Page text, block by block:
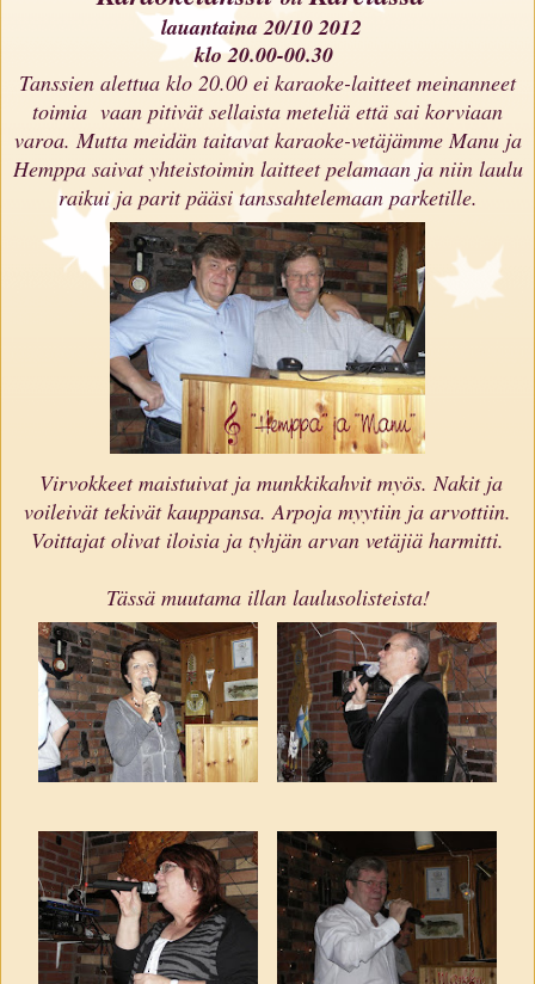
lauantaina 20/10 2012
klo 20.00-00.30
Tanssien alettua klo 20.00 ei karaoke-laitteet meinanneet
toimia vaan pitivät sellaista meteliä että sai korviaan
varoa. Mutta meidän taitavat karaoke-vetäjämme Manu ja
Hemppa saivat yhteistoimin laitteet pelamaan ja niin laulu
raikui ja parit pääsi tanssahtelemaan parketille.
Virvokkeet maistuivat ja munkkikahvit myös. Nakit ja
voileivät tekivät kauppansa. Arpoja myytiin ja arvottiin.
Voittajat olivat iloisia ja tyhjän arvan vetäjiä harmitti.
Tässä muutama illan laulusolisteista!